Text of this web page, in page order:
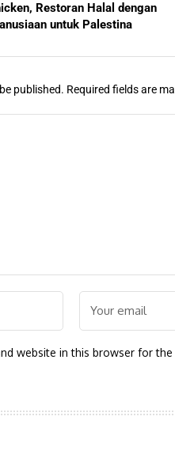
Restoran Halal dengan
untuk Palestina
published. Required fields are
website in this browser for